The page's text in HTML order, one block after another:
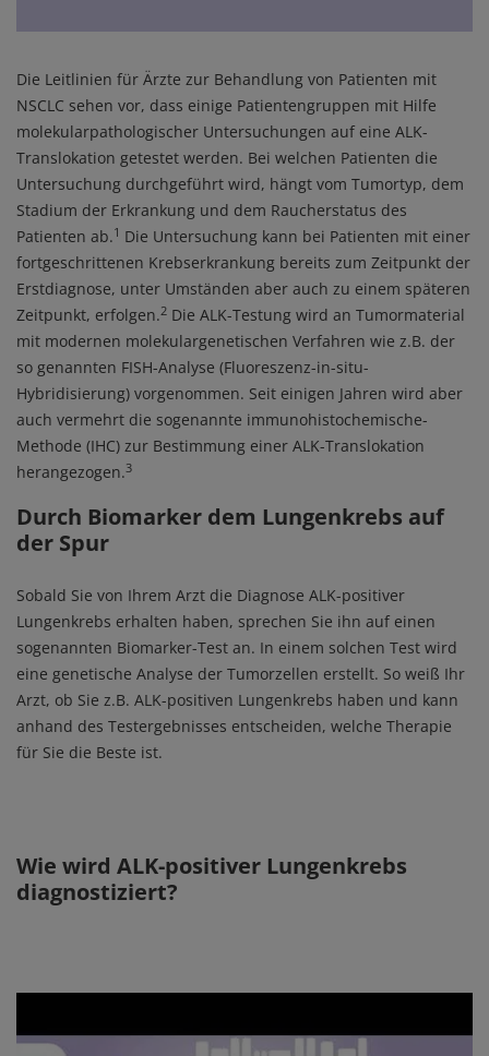
Die Leitlinien für Ärzte zur Behandlung von Patienten mit
NSCLC sehen vor, dass einige Patientengruppen mit Hilfe
molekularpathologischer Untersuchungen auf eine ALK-
Translokation getestet werden. Bei welchen Patienten die
Untersuchung durchgeführt wird, hängt vom Tumortyp, dem
Stadium der Erkrankung und dem Raucherstatus des
Patienten ab.1 Die Untersuchung kann bei Patienten mit einer
fortgeschrittenen Krebserkrankung bereits zum Zeitpunkt der
Erstdiagnose, unter Umständen aber auch zu einem späteren
Zeitpunkt, erfolgen.2 Die ALK-Testung wird an Tumormaterial
mit modernen molekulargenetischen Verfahren wie z.B. der
so genannten FISH-Analyse (Fluoreszenz-in-situ-
Hybridisierung) vorgenommen. Seit einigen Jahren wird aber
auch vermehrt die sogenannte immunohistochemische-
Methode (IHC) zur Bestimmung einer ALK-Translokation
herangezogen.3
Durch Biomarker dem Lungenkrebs auf
der Spur
Sobald Sie von Ihrem Arzt die Diagnose ALK-positiver
Lungenkrebs erhalten haben, sprechen Sie ihn auf einen
sogenannten Biomarker-Test an. In einem solchen Test wird
eine genetische Analyse der Tumorzellen erstellt. So weiß Ihr
Arzt, ob Sie z.B. ALK-positiven Lungenkrebs haben und kann
anhand des Testergebnisses entscheiden, welche Therapie
für Sie die Beste ist.
Wie wird ALK-positiver Lungenkrebs
diagnostiziert?